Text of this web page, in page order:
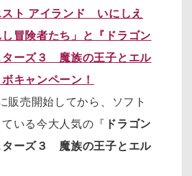
スト アイランド いにしえ
冒険者たち」と『ドラゴン
ターズ３ 魔族の王子とエル
キャンペーン！
販売開始してから、ソフト
いる今大人気の『 ドラゴン
ターズ３ 魔族の王子とエル